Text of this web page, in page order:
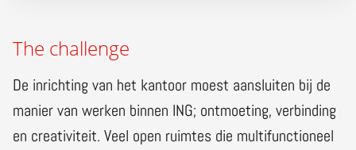
The challenge
De inrichting van het kantoor moest aansluiten bij de
manier van werken binnen ING; ontmoeting, verbinding
en creativiteit. Veel open ruimtes die multifunctioneel